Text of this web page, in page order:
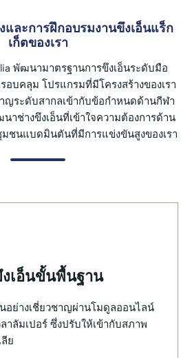
และการฝึกอบรมงานขึงเอ็นแร็ก
เก็ตของเรา
พัฒนามาตรฐานการขึงเอ็นระดับมือ
บคลุม โปรแกรมที่มีโครงสร้างของเรา
ญระดับสากลเข้ากับข้อกำหนดด้านกีฬา
าช่างขึงเอ็นที่เข้าใจความต้องการด้าน
ชนแบดมินตันที่มีการแข่งขันสูงของเรา
เอ็นขั้นพื้นฐาน
อย่างเชี่ยวชาญผ่านโมดูลออนไลน์
ลัมเปอร์ ซึ่งปรับให้เข้ากับสภาพ
ย